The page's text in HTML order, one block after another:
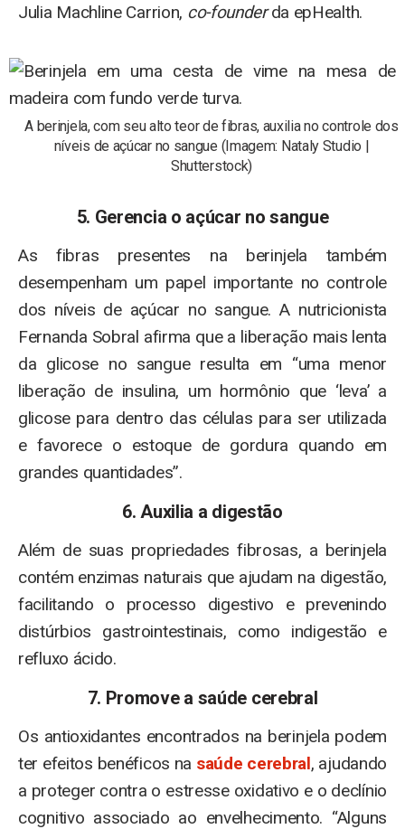
Julia Machline Carrion, co-founderda epHealth.
A berinjela, com seu alto teor de fibras, auxilia no controle dos
níveis de açúcar no sangue (Imagem: Nataly Studio |
Shutterstock)
5. Gerencia o açúcar no sangue
As fibras presentes na berinjela também
desempenham um papel importante no controle
dos níveis de açúcar no sangue. A nutricionista
Fernanda Sobral afirma que a liberação mais lenta
da glicose no sangue resulta em “uma menor
liberação de insulina, um hormônio que ‘leva’ a
glicose para dentro das células para ser utilizada
e favorece o estoque de gordura quando em
grandes quantidades”.
6. Auxilia a digestão
Além de suas propriedades fibrosas, a berinjela
contém enzimas naturais que ajudam na digestão,
facilitando o processo digestivo e prevenindo
distúrbios gastrointestinais, como indigestão e
refluxo ácido.
7. Promove a saúde cerebral
Os antioxidantes encontrados na berinjela podem
ter efeitos benéficos na saúde cerebral, ajudando
a proteger contra o estresse oxidativo e o declínio
cognitivo associado ao envelhecimento. “Alguns